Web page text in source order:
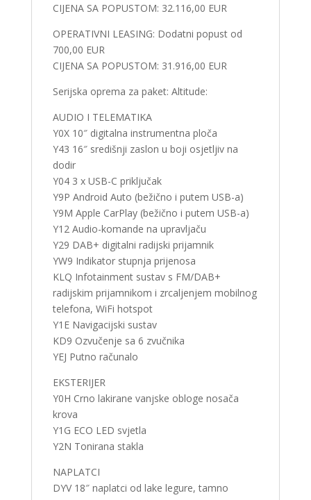
CIJENA SA POPUSTOM: 32.116,00 EUR
OPERATIVNI LEASING: Dodatni popust od
700,00 EUR
CIJENA SA POPUSTOM: 31.916,00 EUR
Serijska oprema za paket: Altitude:
AUDIO I TELEMATIKA
Y0X 10″ digitalna instrumentna ploča
Y43 16″ središnji zaslon u boji osjetljiv na
dodir
Y04 3 x USB-C priključak
Y9P Android Auto (bežično i putem USB-a)
Y9M Apple CarPlay (bežično i putem USB-a)
Y12 Audio-komande na upravljaču
Y29 DAB+ digitalni radijski prijamnik
YW9 Indikator stupnja prijenosa
KLQ Infotainment sustav s FM/DAB+
radijskim prijamnikom i zrcaljenjem mobilnog
telefona, WiFi hotspot
Y1E Navigacijski sustav
KD9 Ozvučenje sa 6 zvučnika
YEJ Putno računalo
EKSTERIJER
Y0H Crno lakirane vanjske obloge nosača
krova
Y1G ECO LED svjetla
Y2N Tonirana stakla
NAPLATCI
DYV 18″ naplatci od lake legure, tamno